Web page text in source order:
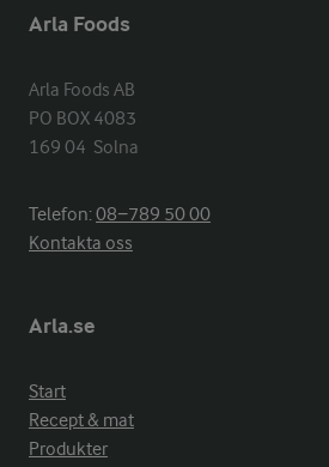
Arla Foods
Arla Foods AB
PO BOX 4083
169 04  Solna
Telefon:08−789 50 00
Kontakta oss
Arla.se
Start
Recept & mat
Produkter